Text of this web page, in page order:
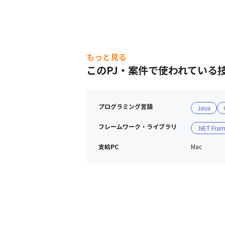
もっと見る
このPJ・案件で使われている
プログラミング言語 Java
フレームワーク・ライブラリ .NET
支給PC Mac